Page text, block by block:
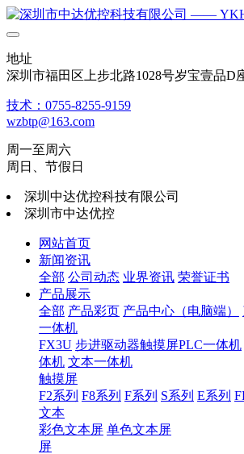
地址
深圳市福田区上步北路1028号岁宝壹品D
技术：0755-8255-9159
wzbtp@163.com
周一至周六
周日、节假日
深圳中达优控科技有限公司
深圳市中达优控
网站首页
新闻资讯
全部 公司动态 业界资讯 荣誉证书
产品展示
全部 产品彩页 产品中心（电脑端）
一体机
FX3U 步进驱动器触摸屏PLC一体机
体机 文本一体机
触摸屏
F2系列 F8系列 F系列 S系列 E系列
文本
彩色文本屏 单色文本屏
屏